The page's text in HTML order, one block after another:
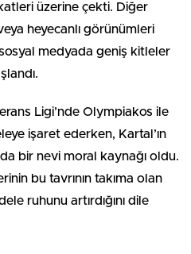
üzerine çekti. Diğer
heyecanlı görünümleri
sosyal medyada geniş kitleler
Ligi’nde Olympiakos ile
işaret ederken, Kartal’ın
bir nevi moral kaynağı oldu.
bu tavrının takıma olan
ruhunu artırdığını dile